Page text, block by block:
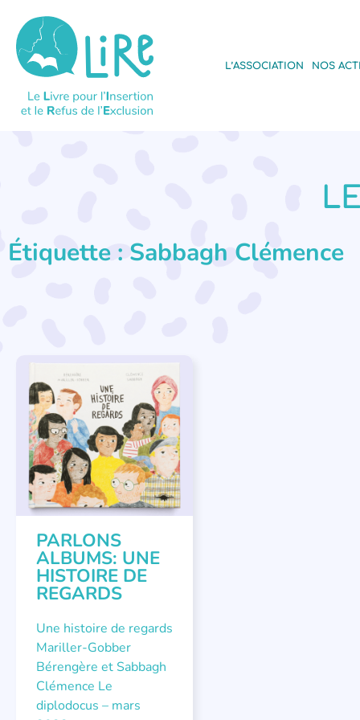
L’ASSOCIATION NOS
Étiquette : Sabbagh Clémence
PARLONS ALBUMS
PARLONS
ALBUMS: UNE
HISTOIRE DE
REGARDS
Une histoire de regards
Mariller-Gobber
Bérengère et Sabbagh
Clémence Le
diplodocus – mars